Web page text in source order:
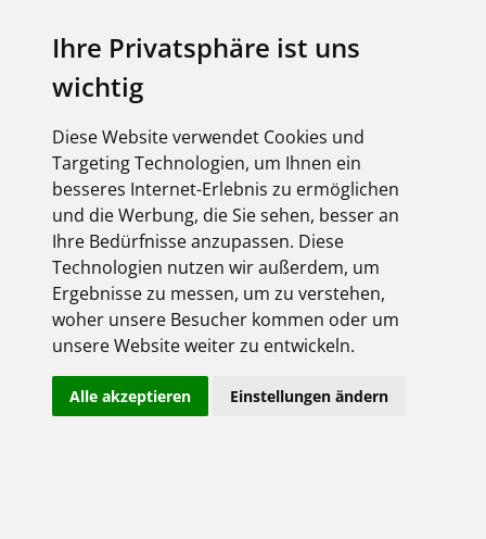
Ihre Privatsphäre ist uns
wichtig
Diese Website verwendet Cookies und
Targeting Technologien, um Ihnen ein
besseres Internet-Erlebnis zu ermöglichen
und die Werbung, die Sie sehen, besser an
Ihre Bedürfnisse anzupassen. Diese
Technologien nutzen wir außerdem, um
Ergebnisse zu messen, um zu verstehen,
woher unsere Besucher kommen oder um
unsere Website weiter zu entwickeln.
Alle akzeptieren Einstellungen ändern
KANBAN
LASSEN SIE SICH ARBEIT ABNEHMEN
OPTIMIEREN SIE IHRE
LAGERBESTÄNDE MIT